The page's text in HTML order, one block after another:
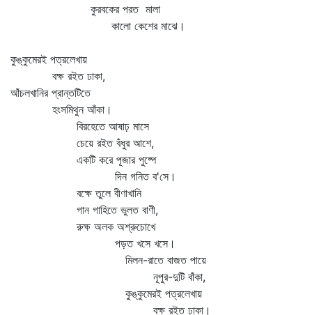
কুরবকের পরত মালা
কালো কেশের মাঝে।
কুঙ্কুমেরই পত্রলেখায়
বক্ষ রইত ঢাকা,
আঁচলখানির প্রান্তটিতে
হংসমিথুন আঁকা।
বিরহেতে আষাঢ় মাসে
চেয়ে রইত বঁধুর আশে,
একটি করে পূজার পুষ্পে
দিন গনিত ব'সে।
বক্ষে তুলে বীণাখানি
গান গাহিতে ভুলত বাণী,
রুক্ষ অলক অশ্রুচোখে
পড়ত খসে খসে।
মিলন-রাতে বাজত পায়ে
নূপুর-দুটি বাঁকা,
কুঙ্কুমেরই পত্রলেখায়
বক্ষ রইত ঢাকা।